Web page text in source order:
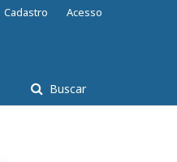
Buscar
Cadastro Acesso